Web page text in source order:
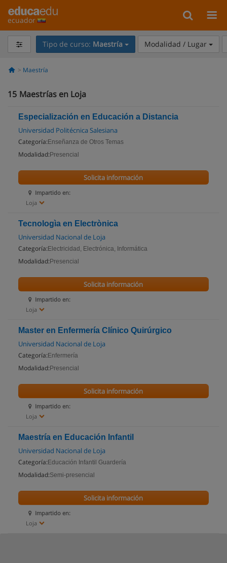
ecuador
Tipo de curso: Maestría Modalidad / Lugar
Maestría
15 Maestrías en Loja
Especialización en Educación a Distancia
Universidad Politécnica Salesiana
Categoría: Enseñanza de Otros Temas
Modalidad: Presencial
Impartido en:
Loja
Solicita información
Tecnologìa en Electrònica
Universidad Nacional de Loja
Categoría: Electricidad, Electrónica, Informática
Modalidad: Presencial
Impartido en:
Loja
Solicita información
Master en Enfermería Clínico Quirúrgico
Universidad Nacional de Loja
Categoría: Enfermería
Modalidad: Presencial
Impartido en:
Loja
Solicita información
Maestría en Educación Infantil
Universidad Nacional de Loja
Categoría: Educación Infantil Guardería
Modalidad:Semi-presencial
Impartido en:
Loja
Solicita información